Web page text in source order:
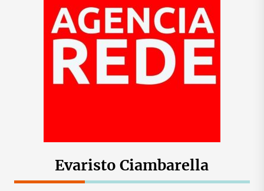
Evaristo Ciambarella